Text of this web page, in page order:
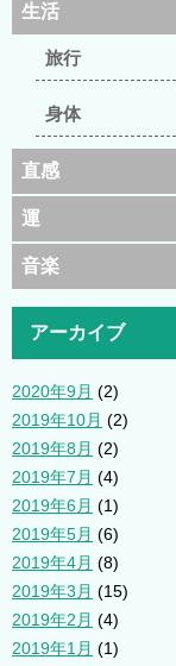
生活
旅行
身体
直感
運
音楽
アーカイブ
2020年9月 (2)
2019年10月 (2)
2019年8月 (2)
2019年7月 (4)
2019年6月 (1)
2019年5月 (6)
2019年4月 (8)
2019年3月 (15)
2019年2月 (4)
2019年1月 (1)